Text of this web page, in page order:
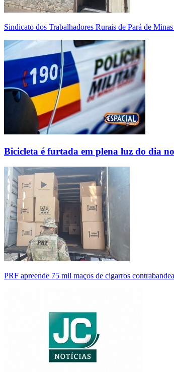
Sindicato dos Trabalhadores Rurais de Pará de
Bicicleta é furtada em plena luz do dia
PRF apreende 75 mil maços de cigarros